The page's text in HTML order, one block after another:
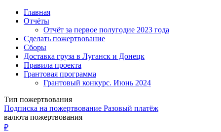
Главная
Отчёты
Отчёт за первое полугодие 2023 года
Сделать пожертвование
Сборы
Доставка груза в Луганск и Донецк
Правила проекта
Грантовая программа
Грантовый конкурс. Июнь 2024
Тип пожертвования
Подписка на пожертвование Разовый платёж
валюта пожертвования
₽